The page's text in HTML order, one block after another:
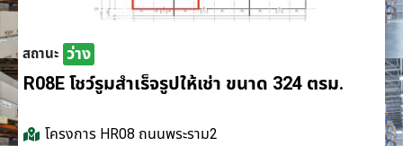
สถานะ ว่าง
R08E โชว์รูมสำเร็จรูปให้เช่า ขนาด 324 ตรม.
โครงการ HR08 ถนนพระราม2